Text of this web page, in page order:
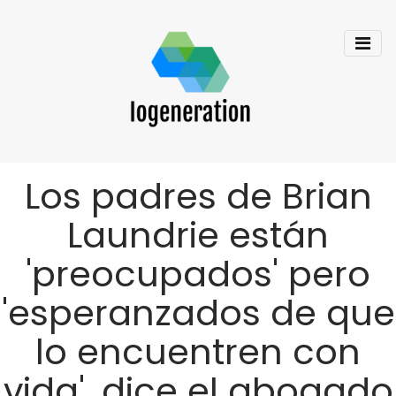
Los padres de Brian
Laundrie están
'preocupados' pero
'esperanzados de que
lo encuentren con